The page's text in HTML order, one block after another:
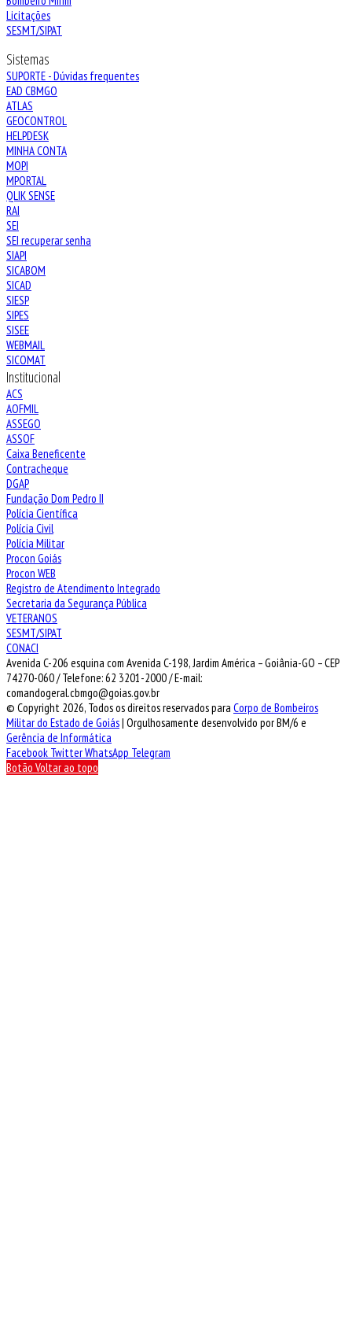
Licitações
SESMT/SIPAT
Sistemas
SUPORTE - Dúvidas frequentes
EAD CBMGO
ATLAS
GEOCONTROL
HELPDESK
MINHA CONTA
MOPI
MPORTAL
QLIK SENSE
RAI
SEI
SEI recuperar senha
SIAPI
SICABOM
SICAD
SIESP
SIPES
SISEE
WEBMAIL
SICOMAT
Institucional
ACS
AOFMIL
ASSEGO
ASSOF
Caixa Beneficente
Contracheque
DGAP
Fundação Dom Pedro II
Polícia Científica
Polícia Civil
Polícia Militar
Procon Goiás
Procon WEB
Registro de Atendimento Integrado
Secretaria da Segurança Pública
VETERANOS
SESMT/SIPAT
CONACI
Avenida C-206 esquina com Avenida C-198, Jardim América – Goiânia-GO – CEP
74270-060 / Telefone: 62 3201-2000 / E-mail:
comandogeral.cbmgo@goias.gov.br
© Copyright 2026, Todos os direitos reservados para Corpo de Bombeiros
Militar do Estado de Goiás| Orgulhosamente desenvolvido por BM/6 e
Gerência de Informática
Facebook TwitterWhatsApp Telegram
Botão Voltar ao topo